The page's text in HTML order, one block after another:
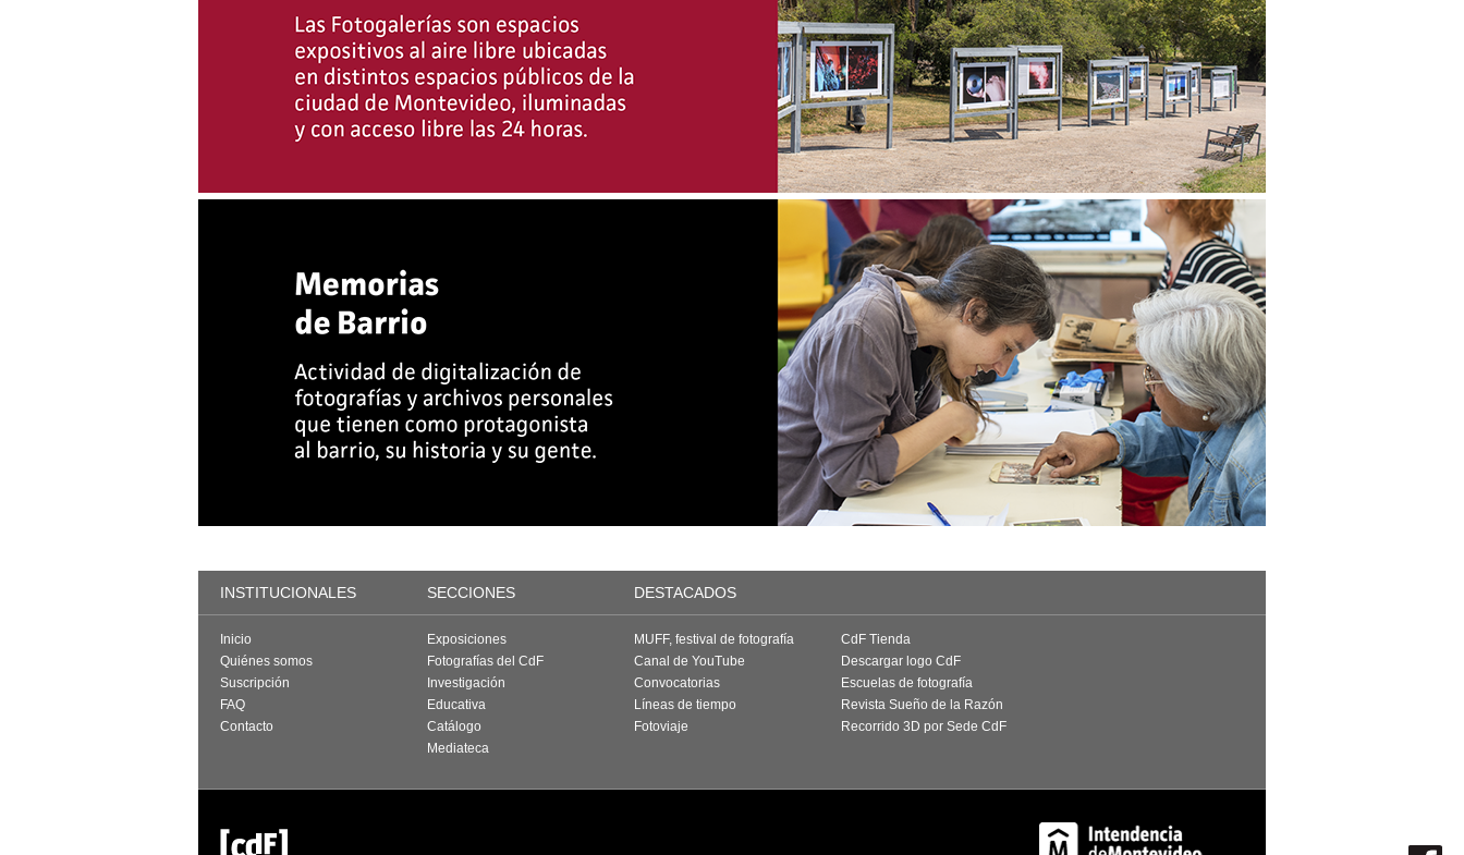
INSTITUCIONALES SECCIONES DESTACADOS
Inicio
Quiénes somos
Suscripción
FAQ
Contacto
Exposiciones
Fotografías del CdF
Investigación
Educativa
Catálogo
Mediateca
MUFF, festival de fotografía
Canal de YouTube
Convocatorias
Líneas de tiempo
Fotoviaje
CdF Tienda
Descargar logo CdF
Escuelas de fotografía
Revista Sueño de la Razón
Recorrido 3D por Sede CdF